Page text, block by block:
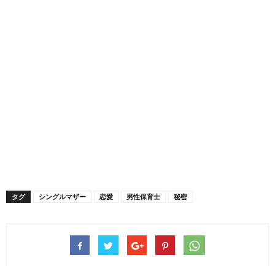
タグ シングルマザー 恋愛 男性保育士 秘密